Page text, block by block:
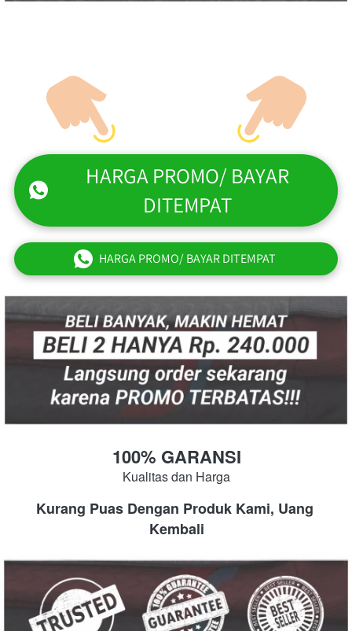
`
HARGA PROMO/ BAYAR
DITEMPAT
` HARGA PROMO/ BAYAR DITEMPAT
100% GARANSI
Kualitas dan Harga
Kurang Puas Dengan Produk Kami, Uang
Kembali